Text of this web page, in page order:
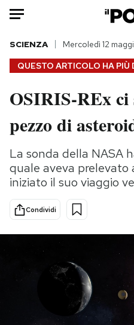
HOME
Italia
Politica
Tecnologia
Internet
Scienza
Cultura
Economia
PODCAST
QUESTO ARTICOLO HA PIÙ
SCIENZA Mercoledì 12
OSIRIS-REx
pezzo di
La sonda della NASA
quale aveva
iniziato il suo viaggio
Condividi